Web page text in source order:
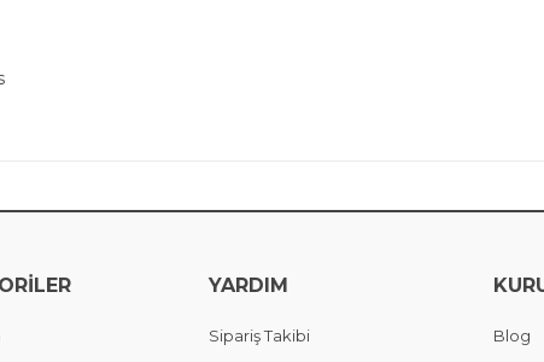
YARDIM
Sipariş Takibi Blog